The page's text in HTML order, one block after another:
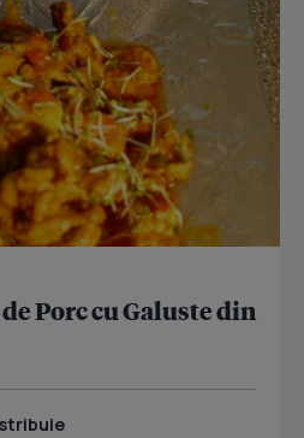
Porc cu Galuste din